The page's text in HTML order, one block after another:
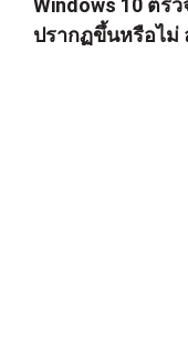
Windows 10 ตร
ปรากฏขึ้นหรือไม่